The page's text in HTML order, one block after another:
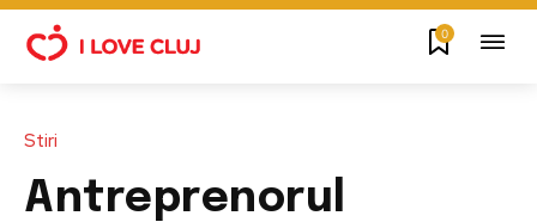
0
Stiri
Antreprenorul